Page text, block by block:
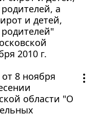
а
и детей,
2010 г.
8 ноября
области "О